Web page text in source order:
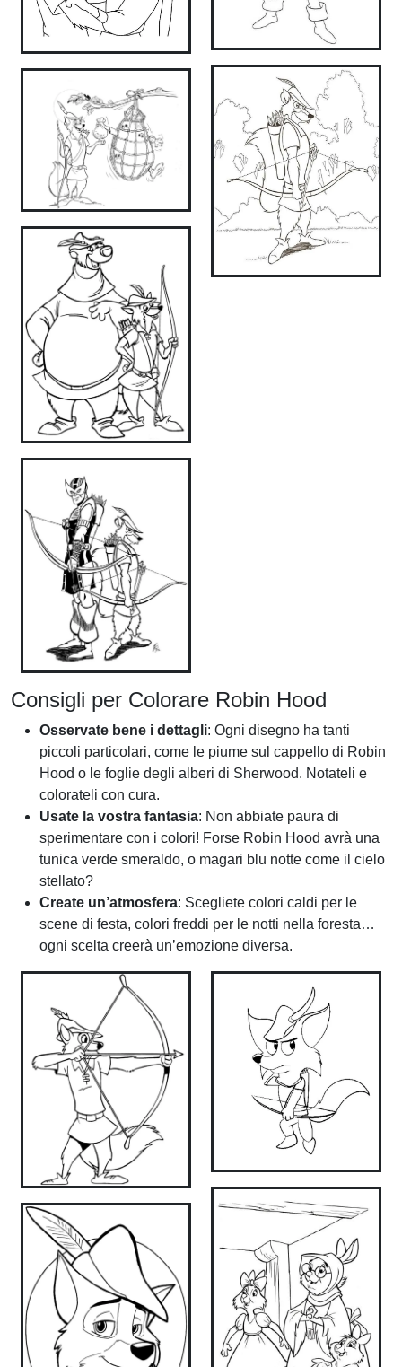
Consigli per Colorare Robin Hood
Osservate bene i dettagli: Ogni disegno ha tanti
piccoli particolari, come le piume sul cappello di Robin
Hood o le foglie degli alberi di Sherwood. Notateli e
colorateli con cura.
Usate la vostra fantasia: Non abbiate paura di
sperimentare con i colori! Forse Robin Hood avrà una
tunica verde smeraldo, o magari blu notte come il cielo
stellato?
Create un’atmosfera: Scegliete colori caldi per le
scene di festa, colori freddi per le notti nella foresta…
ogni scelta creerà un’emozione diversa.